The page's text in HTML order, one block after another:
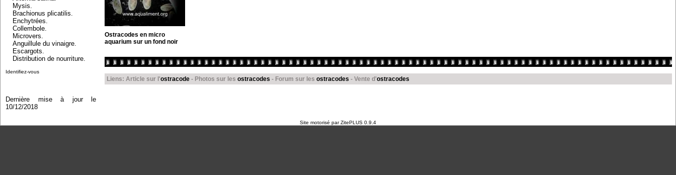
Mysis.
Brachionus plicatilis.
Enchytrées.
Collembole.
Microvers.
Anguillule du vinaigre.
Escargots.
Distribution de nourriture.
Identifiez-vous
Dernière mise à jour le
10/12/2018
Ostracodes en micro
aquarium sur un fond noir
Liens: Article sur l'ostracode - Photos sur les ostracodes - Forum sur les ostracodes - Vente d'ostracodes
Site motorisé parZitePLUS 0.9.4